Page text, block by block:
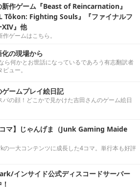
新作ゲーム『Beast of Reincarnation』
Tōkon: Fighting Souls』『ファイナルフ
XIV』他
ゲームはこちら。
の現場から
ら何かとお世話になっているであろう有志翻訳者
ュー。
ームプレイ絵日記
パの顔！どこかで見かけた吉田さんのゲーム絵日
コマ】じゃんげま（Junk Gaming Maide
一大コンテンツに成長した4コマ。単行本も好評
インサイド公式ディスコードサーバー